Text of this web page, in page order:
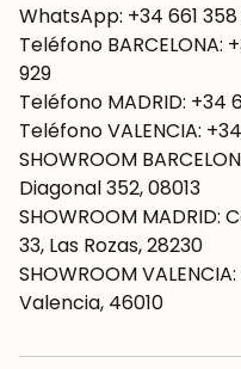
WhatsApp: +34 661
Teléfono BARCELONA:
929
Teléfono MADRID: +34
Teléfono VALENCIA:
SHOWROOM
Diagonal 352, 08013
SHOWROOM MADRID:
33, Las Rozas, 28230
SHOWROOM
Valencia, 46010